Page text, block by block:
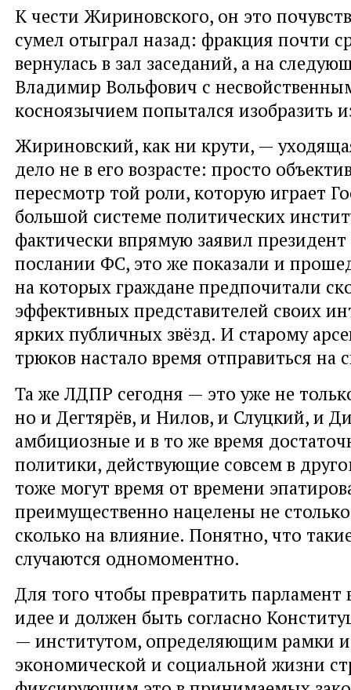
К чести Жириновского, он это
сумел отыграл назад: фракция почти
вернулась в зал заседаний, а на
Владимир Вольфович с
косноязычием попытался изобразить
Жириновский, как ни крути, —
дело не в его возрасте: просто
пересмотр той роли, которую играет
большой системе политических
фактически впрямую заявил
послании ФС, это же показали и
на которых граждане предпочитали
эффективных представителей своих
ярких публичных звёзд. И старому
трюков настало время отправиться на
Та же ЛДПР сегодня — это уже не
но и Дегтярёв, и Нилов, и Слуцкий, и
амбициозные и в то же время
политики, действующие совсем в
тоже могут время от времени
преимущественно нацелены не
сколько на влияние. Понятно, что
случаются одномоментно.
Для того чтобы превратить парламент
идее и должен быть согласно
— институтом, определяющим рамки и
экономической и социальной жизни